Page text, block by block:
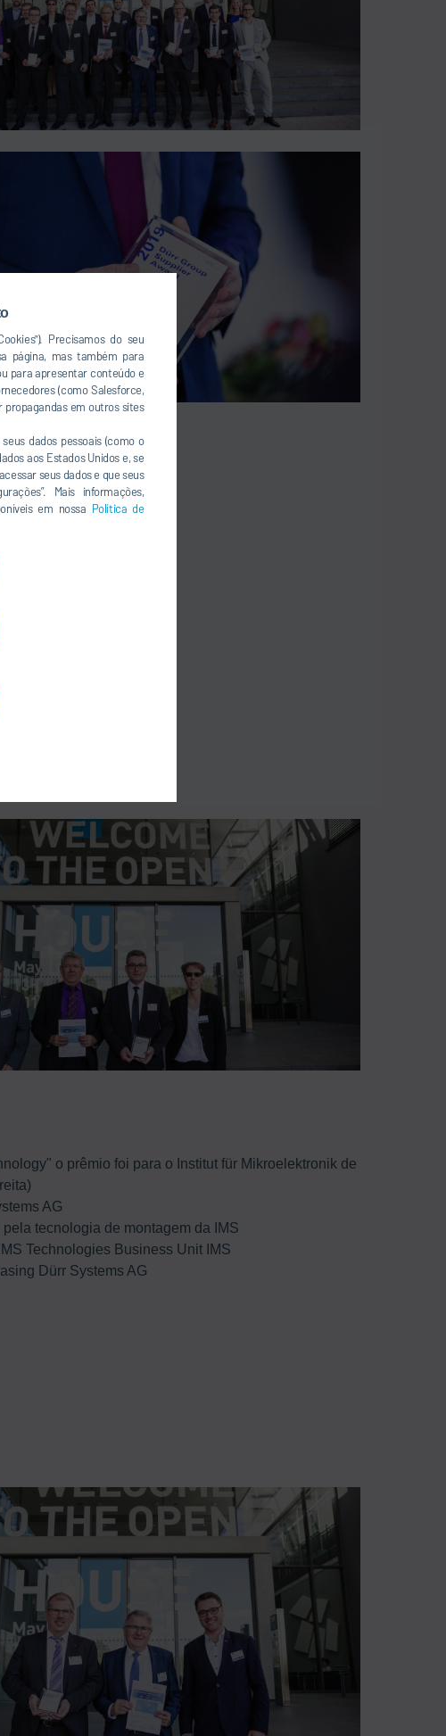
Precisamos do seu
página, mas também para
para apresentar conteúdo e
(como Salesforce,
propagandas em outros sites
dados pessoais (como o
aos Estados Unidos e, se
seus dados e que seus
Mais informações,
em nossa Política de
o prêmio foi para o Institut für Mikroelektronik de
AG
tecnologia de montagem da IMS
Technologies Business Unit IMS
Dürr Systems AG